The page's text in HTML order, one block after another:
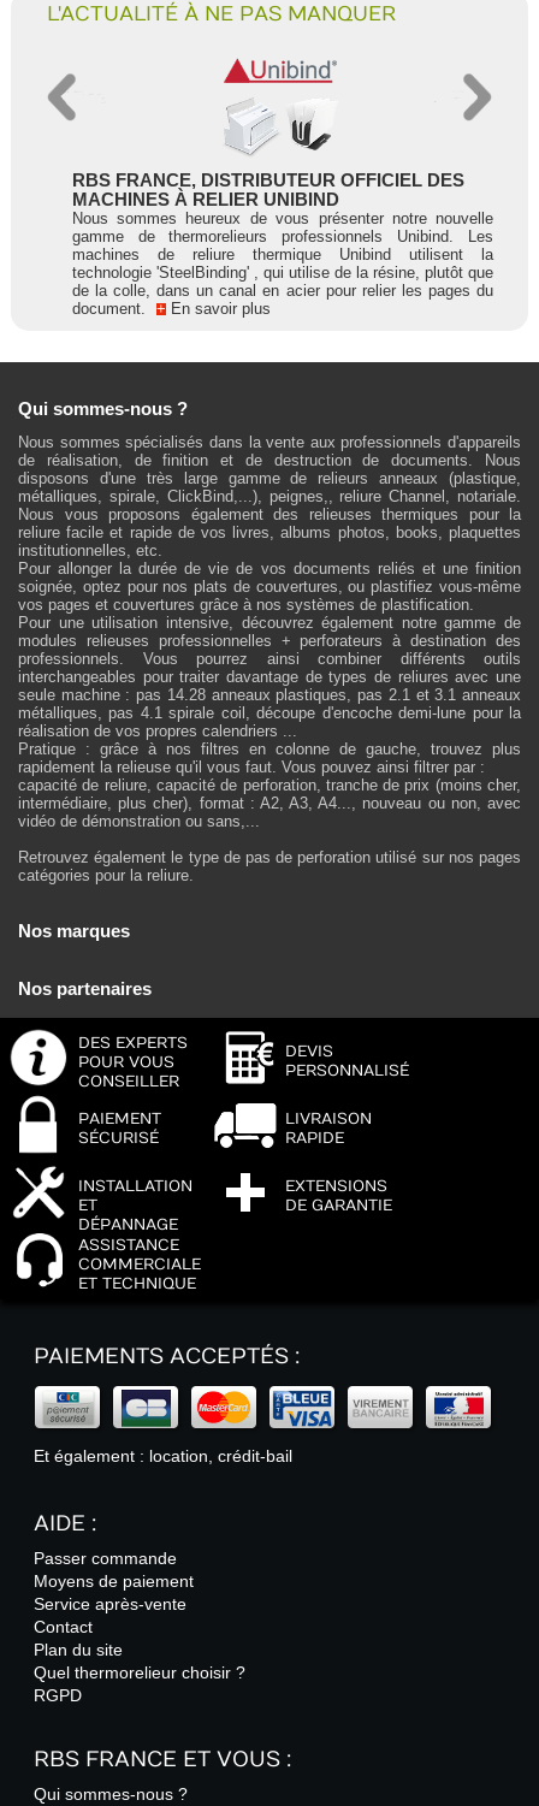
L'ACTUALITÉ À NE PAS MANQUER
RBS FRANCE, DISTRIBUTEUR OFFICIEL DES
MACHINES À RELIER UNIBIND
Nous sommes heureux de vous présenter notre nouvelle
gamme de thermorelieurs professionnels Unibind. Les
machines de reliure thermique Unibind utilisent la
technologie 'SteelBinding' , qui utilise de la résine, plutôt que
de la colle, dans un canal en acier pour relier les pages du
document.
+En savoir plus
Qui sommes-nous ?
Nous sommes spécialisés dans la vente aux professionnels d'appareils
de réalisation, de finition et de destruction de documents. Nous
disposons d'une très large gamme de relieurs anneaux (plastique,
métalliques, spirale, ClickBind,...), peignes,, reliure Channel, notariale.
Nous vous proposons également des relieuses thermiques pour la
reliure facile et rapide de vos livres, albums photos, books, plaquettes
institutionnelles, etc.
Pour allonger la durée de vie de vos documents reliés et une finition
soignée, optez pour nos plats de couvertures, ou plastifiez vous-même
vos pages et couvertures grâce à nos systèmes de plastification.
Pour une utilisation intensive, découvrez également notre gamme de
modules relieuses professionnelles + perforateurs à destination des
professionnels. Vous pourrez ainsi combiner différents outils
interchangeables pour traiter davantage de types de reliures avec une
seule machine : pas 14.28 anneaux plastiques, pas 2.1 et 3.1 anneaux
métalliques, pas 4.1 spirale coil, découpe d'encoche demi-lune pour la
réalisation de vos propres calendriers ...
Pratique : grâce à nos filtres en colonne de gauche, trouvez plus
rapidement la relieuse qu'il vous faut. Vous pouvez ainsi filtrer par :
capacité de reliure, capacité de perforation, tranche de prix (moins cher,
intermédiaire, plus cher), format : A2, A3, A4..., nouveau ou non, avec
vidéo de démonstration ou sans,...
Retrouvez également le type de pas de perforation utilisé sur nos pages
catégories pour la reliure.
Nos marques
Nos partenaires
DES EXPERTS
POUR VOUS
CONSEILLER
DEVIS
PERSONNALISÉ
PAIEMENT
SÉCURISÉ
LIVRAISON
RAPIDE
INSTALLATION
ET
DÉPANNAGE
EXTENSIONS
DE GARANTIE
ASSISTANCE
COMMERCIALE
ET TECHNIQUE
PAIEMENTS ACCEPTÉS :
Et également : location, crédit-bail
AIDE :
Passer commande
Moyens de paiement
Service après-vente
Contact
Plan du site
Quel thermorelieur choisir ?
RGPD
RBS FRANCE ET VOUS :
Qui sommes-nous ?